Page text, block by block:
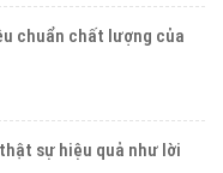
chuẩn chất lượng của
sự hiệu quả như lời